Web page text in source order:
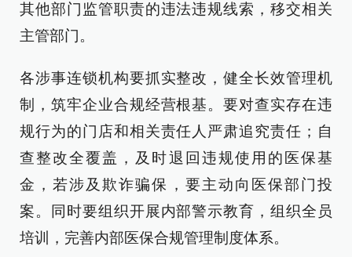
其他部门监管职责的违法违规线索，移交相关
主管部门。
各涉事连锁机构要抓实整改，健全长效管理机
制，筑牢企业合规经营根基。要对查实存在违
规行为的门店和相关责任人严肃追究责任；自
查整改全覆盖，及时退回违规使用的医保基
金，若涉及欺诈骗保，要主动向医保部门投
案。同时要组织开展内部警示教育，组织全员
培训，完善内部医保合规管理制度体系。